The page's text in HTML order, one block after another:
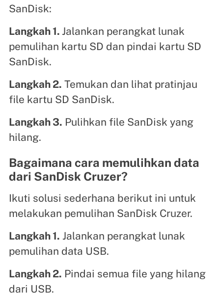
SanDisk:
Langkah 1. Jalankan perangkat lunak
pemulihan kartu SD dan pindai kartu SD
SanDisk.
Langkah 2. Temukan dan lihat pratinjau
file kartu SD SanDisk.
Langkah 3. Pulihkan file SanDisk yang
hilang.
Bagaimana cara memulihkan data
dari SanDisk Cruzer?
Ikuti solusi sederhana berikut ini untuk
melakukan pemulihan SanDisk Cruzer.
Langkah 1. Jalankan perangkat lunak
pemulihan data USB.
Langkah 2. Pindai semua file yang hilang
dari USB.